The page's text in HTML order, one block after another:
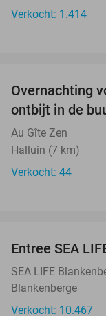
Verkocht: 1.414
Overnachting
ontbijt in de
Au Gîte Zen
Halluin (7 km)
Verkocht: 44
Entree SEA
SEA LIFE
Blankenberge
Verkocht: 10.467